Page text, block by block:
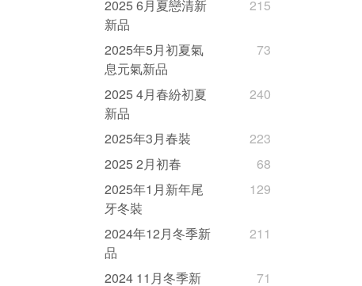
2025 6月夏戀清新
新品
215
2025年5月初夏氣
息元氣新品
73
2025 4月春紛初夏
新品
240
2025年3月春裝
223
2025 2月初春
68
2025年1月新年尾
牙冬裝
129
2024年12月冬季新
品
211
2024 11月冬季新
71